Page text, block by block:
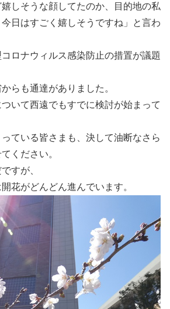
しそうな顔してたのか、目的地の私
日はすごく嬉しそうですね」と言わ
ロナウィルス感染防止の措置が議題
らも通達がありました。
いて西遠でもすでに検討が始まって
ている皆さまも、決して油断なさら
ください。
すが、
花がどんどん進んでいます。